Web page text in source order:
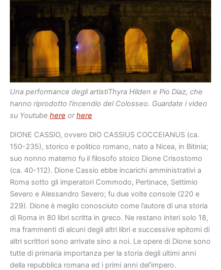
Una performance degli artistiThyra Hilden e Pio Diaz, che
hanno riprodotto l’incendio del Colosseo. Guardate i video
su Youtube here orhere
DIONE CASSIO, ovvero DIO CASSIUS COCCEIANUS (ca.
150-235), storico e politico romano, nato a Nicea, in Bitinia;
suo nonno materno fu il filosofo stoico Dione Crisostomo
(ca. 40-112). Dione Cassio ebbe incarichi amministrativi a
Roma sotto gli imperatori Commodo, Pertinace, Settimio
Severo e Alessandro Severo; fu due volte console (220 e
229). Dione è meglio conosciuto come l’autore di una storia
di Roma in 80 libri scritta in greco. Ne restano interi solo 18,
ma frammenti di alcuni degli altri libri e successive epitomi di
altri scrittori sono arrivate sino a noi. Le opere di Dione sono
tutte di primaria importanza per la storia degli ultimi anni
della repubblica romana ed i primi anni del’impero.